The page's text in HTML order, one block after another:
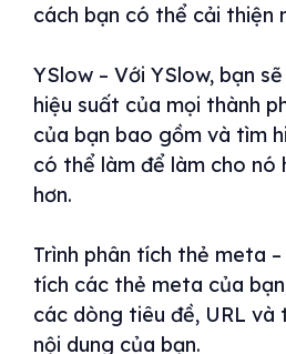
cách bạn có thể cải thiện
YSlow – Với YSlow, bạn
hiệu suất của mọi thành
của bạn bao gồm và tìm
có thể làm để làm cho nó
hơn.
Trình phân tích thẻ meta
tích các thẻ meta của
các dòng tiêu đề, URL
nội dung của bạn.